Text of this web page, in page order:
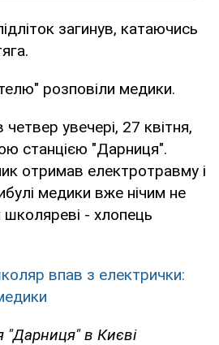
загинув, катаючись
розповіли медики.
четвер увечері, 27 квітня,
станцією "Дарниця".
отримав електротравму і
медики вже нічим не
- хлопець
впав з електрички:
"Дарниця" в Києві